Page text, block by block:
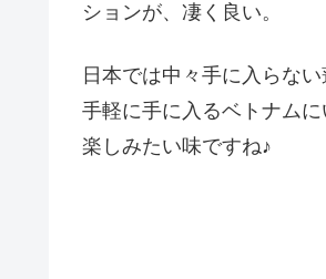
ションが、凄く良い。
日本では中々手に入らない
手軽に手に入るベトナム
楽しみたい味ですね♪